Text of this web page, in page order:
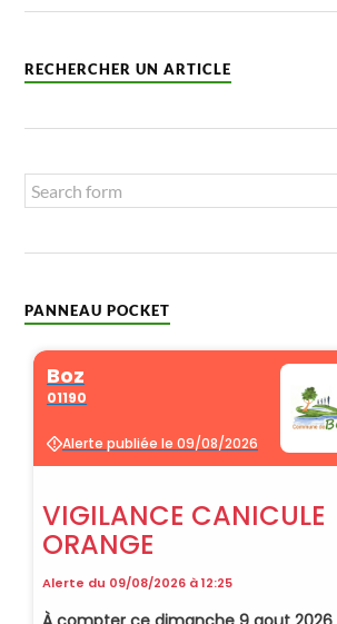
RECHERCHER UN ARTICLE
PANNEAU POCKET